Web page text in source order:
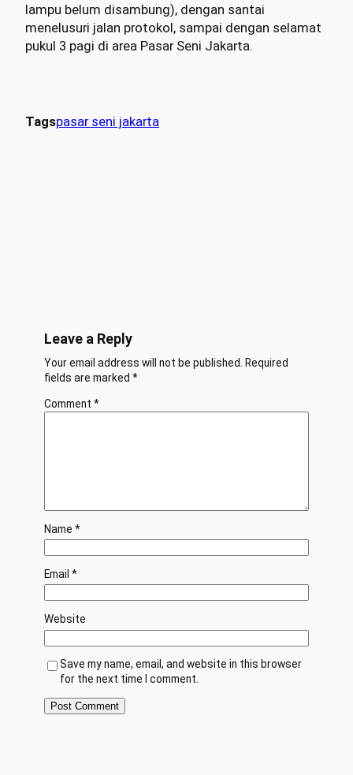
lampu belum disambung), dengan santai
menelusuri jalan protokol, sampai dengan selamat
pukul 3 pagi di area Pasar Seni Jakarta.
Tagspasar seni jakarta
Leave a Reply
Your email address will not be published. Required
fields are marked *
Comment *
Name *
Email *
Website
Save my name, email, and website in this browser
for the next time I comment.